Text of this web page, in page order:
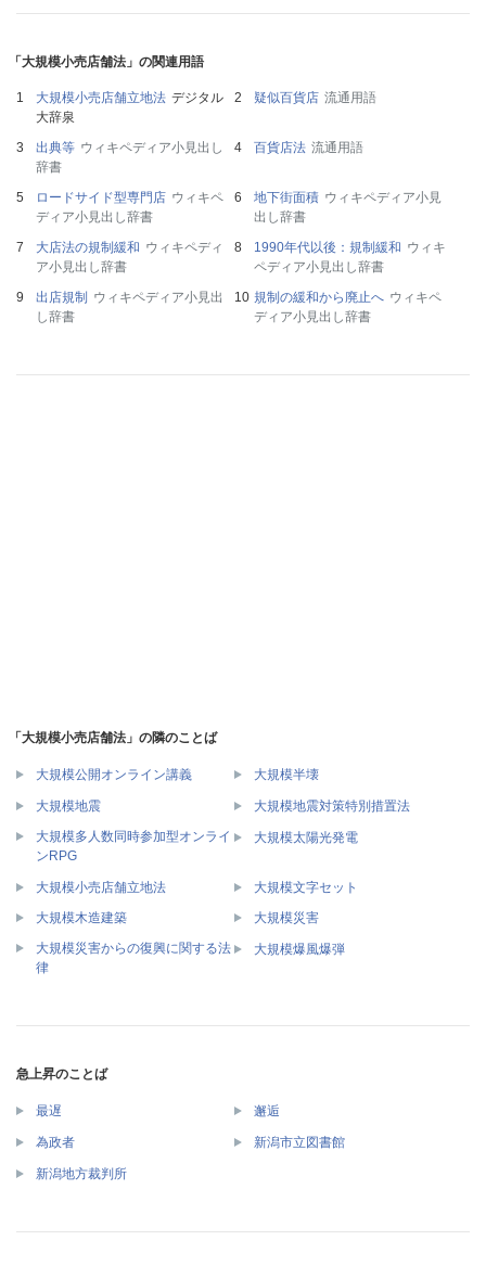
「大規模小売店舗法」の関連用語
大規模小売店舗立地法 デジタル
大辞泉
疑似百貨店 流通用語
出典等 ウィキペディア小見出し
辞書
百貨店法 流通用語
ロードサイド型専門店 ウィキペ
ディア小見出し辞書
地下街面積 ウィキペディア小見
出し辞書
大店法の規制緩和 ウィキペディ
ア小見出し辞書
1990年代以後：規制緩和 ウィキ
ペディア小見出し辞書
出店規制
ウィキペディア小見出
し辞書
規制の緩和から廃止へ ウィキペ
ディア小見出し辞書
「大規模小売店舗法」の隣のことば
大規模公開オンライン講義 大規模半壊
大規模地震
大規模地震対策特別措置法
大規模多人数同時参加型オンライ
ンRPG
大規模太陽光発電
大規模小売店舗立地法 大規模文字セット
大規模木造建築
大規模災害
大規模災害からの復興に関する法
律
大規模爆風爆弾
急上昇のことば
最遅 邂逅
為政者 新潟市立図書館
新潟地方裁判所